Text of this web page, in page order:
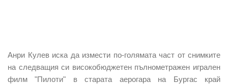
Анри Кулев иска да измести по-голямата част от снимките
на следващия си високобюджетен пълнометражен игрален
филм "Пилоти" в старата аерогара на Бургас край